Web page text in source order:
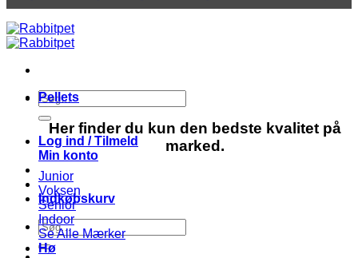
Søg
efter:
Log ind / Tilmeld
Min konto
Indkøbskurv
Søg
efter:
Pellets
Her finder du kun den bedste kvalitet på
marked.
Junior
Voksen
Senior
Indoor
Se Alle Mærker
Hø